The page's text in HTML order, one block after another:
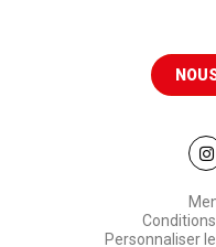
Personnaliser